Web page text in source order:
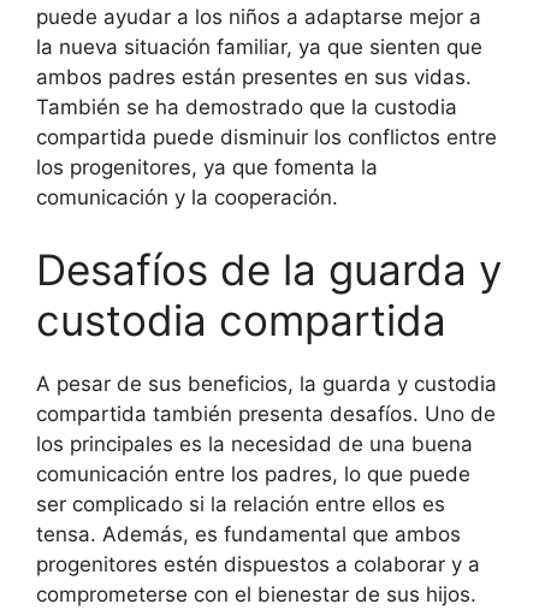
puede ayudar a los niños a adaptarse mejor a
la nueva situación familiar, ya que sienten que
ambos padres están presentes en sus vidas.
También se ha demostrado que la custodia
compartida puede disminuir los conflictos entre
los progenitores, ya que fomenta la
comunicación y la cooperación.
Desafíos de la guarda y
custodia compartida
A pesar de sus beneficios, la guarda y custodia
compartida también presenta desafíos. Uno de
los principales es la necesidad de una buena
comunicación entre los padres, lo que puede
ser complicado si la relación entre ellos es
tensa. Además, es fundamental que ambos
progenitores estén dispuestos a colaborar y a
comprometerse con el bienestar de sus hijos.